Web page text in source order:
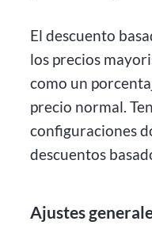
El descuento
los precios
como un
precio normal.
configuraciones
descuentos
Ajustes